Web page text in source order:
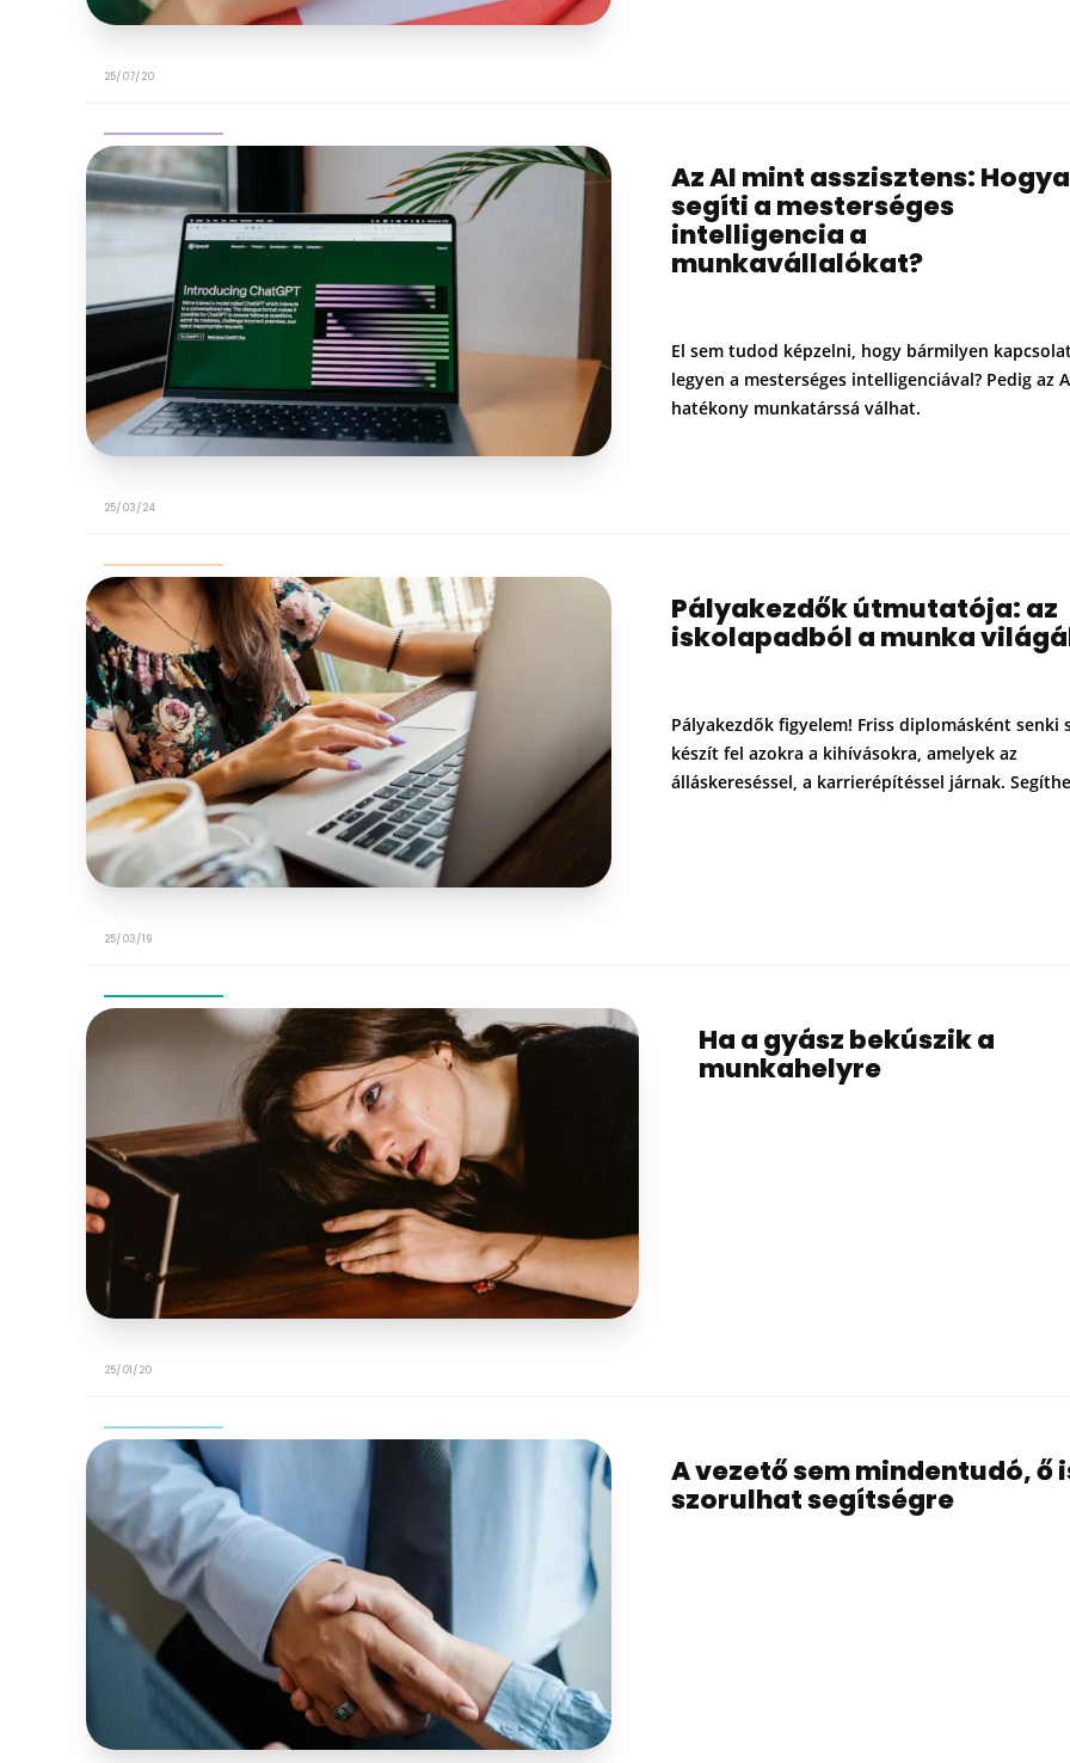
25/07/20
Az AI mint asszisztens:
segíti a mesterséges
intelligencia a
munkavállalókat?
El sem tudod képzelni, hogy bármilyen
legyen a mesterséges intelligenciával? Pedig az
hatékony munkatárssá válhat.
25/03/24
Pályakezdők útmutatója: az
iskolapadból a munka
Pályakezdők figyelem! Friss diplomásként senki
készít fel azokra a kihívásokra, amelyek az
álláskereséssel, a karrierépítéssel járnak.
25/03/19
Ha a gyász bekúszik a
munkahelyre
25/01/20
A vezető sem mindentudó, ő
szorulhat segítségre